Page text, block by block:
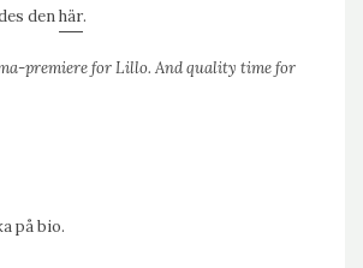
denhär.
premiere for Lillo. And quality time for
på bio.